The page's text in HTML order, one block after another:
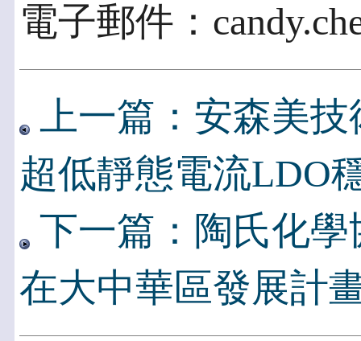
電子郵件：
上一篇：安森美
超低靜態電流LDO
下一篇：陶氏化
在大中華區發展計